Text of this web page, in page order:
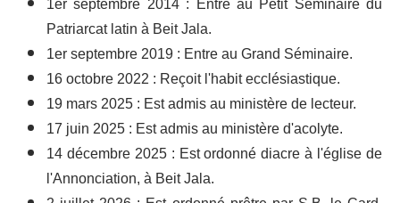
Patriarcat latin à Beit Jala.
1er septembre 2019 : Entre au Grand Séminaire.
16 octobre 2022 : Reçoit l'habit ecclésiastique.
19 mars 2025 : Est admis au ministère de lecteur.
17 juin 2025 : Est admis au ministère d'acolyte.
14 décembre 2025 : Est ordonné diacre à l'église de
l'Annonciation, à Beit Jala.